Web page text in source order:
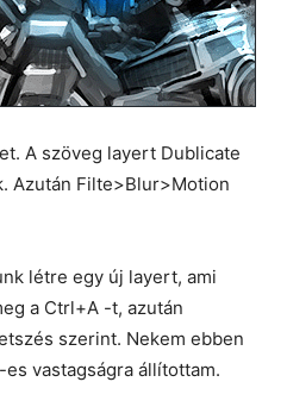
A szöveg layert Dublicate
Azután Filte>Blur>Motion
létre egy új layert, ami
a Ctrl+A -t, azután
szerint. Nekem ebben
vastagságra állítottam.